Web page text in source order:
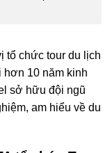
tổ chức tour du lịch
hơn 10 năm kinh
sở hữu đội ngũ
am hiểu về du